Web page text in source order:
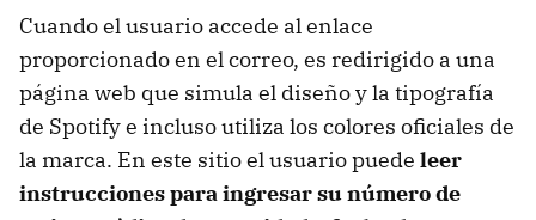
Cuando el usuario accede al enlace
proporcionado en el correo, es redirigido a una
página web que simula el diseño y la tipografía
de Spotify e incluso utiliza los colores oficiales de
la marca. En este sitio el usuario puede leer
instrucciones para ingresar su número de